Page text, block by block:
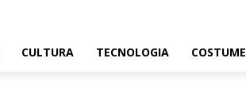
CULTURA TECNOLOGIA COSTUME